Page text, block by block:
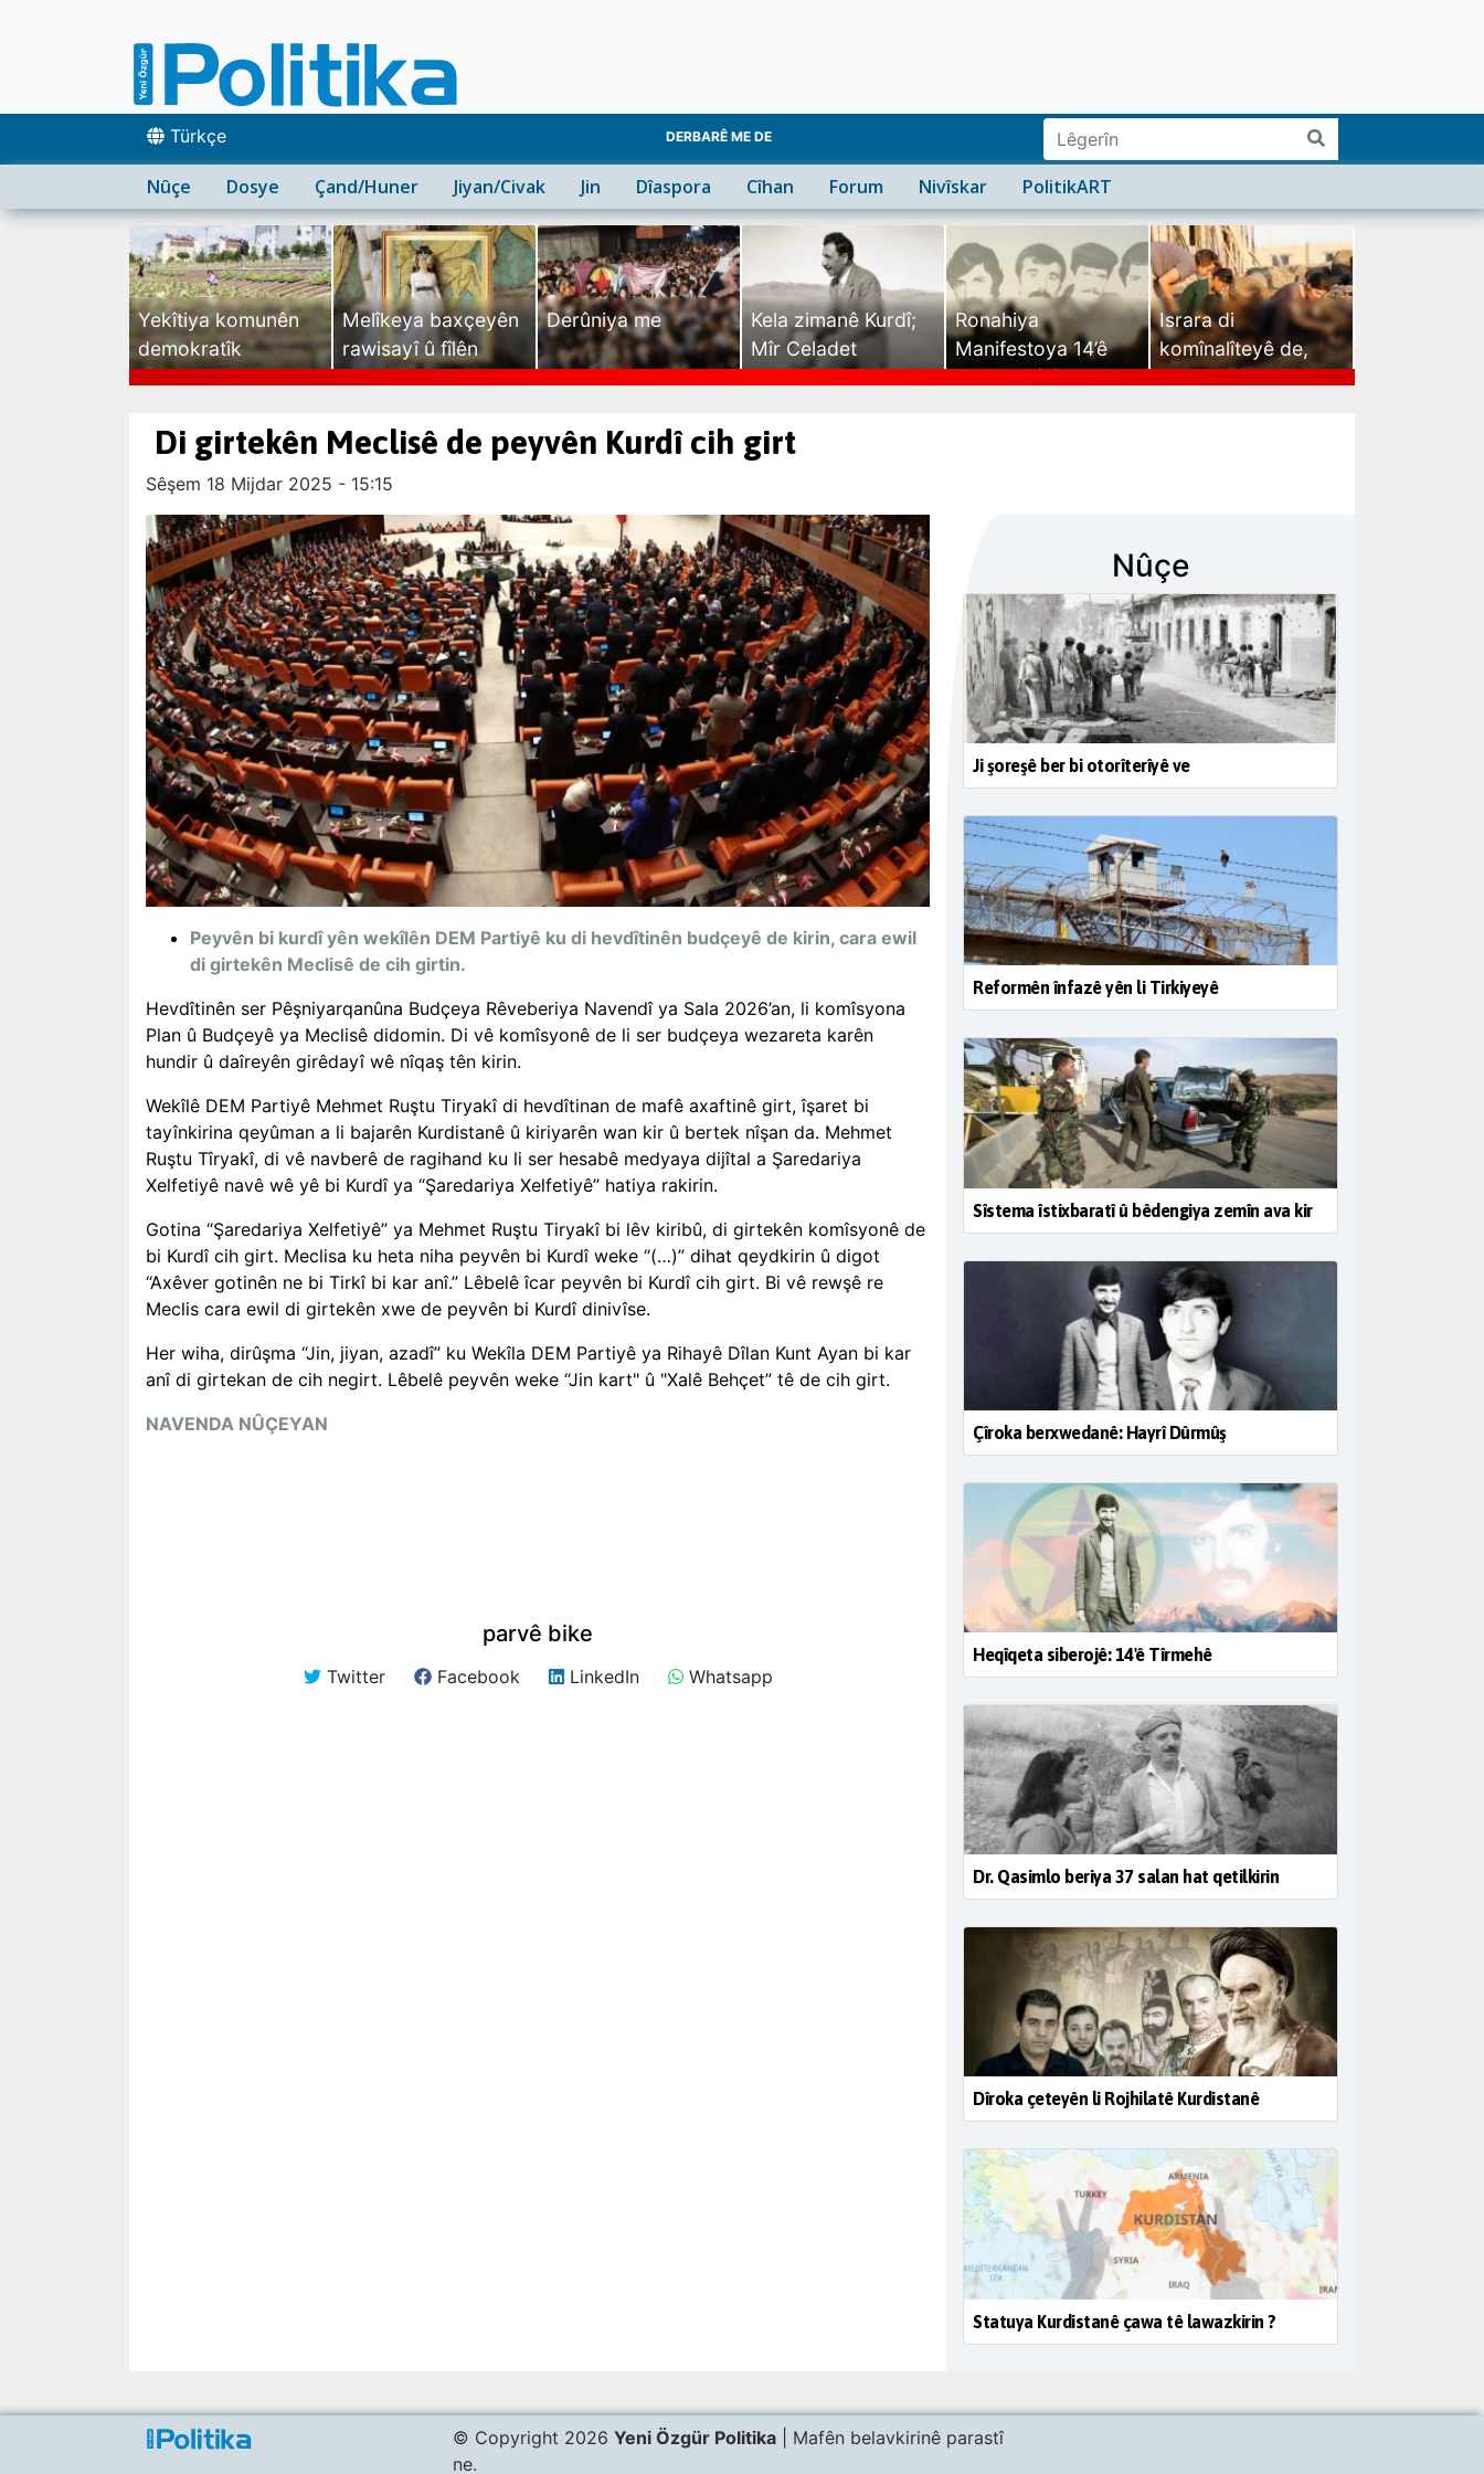
Türkçe DERBARÊ ME DE
Nûçe Dosye Çand/Huner Jiyan/Civak Jin Dîaspora Cîhan Forum Nivîskar PolitikART
Yekîtiya komunên
demokratîk
Melîkeya baxçeyên
rawisayî û fîlên
Derûniya me
Kela zimanê Kurdî;
Mîr Celadet
Ronahiya
Manifestoya 14’ê
Israra di
komînalîteyê de,
Di girtekên Meclisê de peyvên Kurdî cih girt
Sêşem 18 Mijdar 2025 - 15:15
Peyvên bi kurdî yên wekîlên DEM Partiyê ku di hevdîtinên budçeyê de kirin, cara ewil
di girtekên Meclisê de cih girtin.
Hevdîtinên ser Pêşniyarqanûna Budçeya Rêveberiya Navendî ya Sala 2026’an, li komîsyona
Plan û Budçeyê ya Meclisê didomin. Di vê komîsyonê de li ser budçeya wezareta karên
hundir û daîreyên girêdayî wê nîqaş tên kirin.
Wekîlê DEM Partiyê Mehmet Ruştu Tiryakî di hevdîtinan de mafê axaftinê girt, îşaret bi
tayînkirina qeyûman a li bajarên Kurdistanê û kiriyarên wan kir û bertek nîşan da. Mehmet
Ruştu Tîryakî, di vê navberê de ragihand ku li ser hesabê medyaya dijîtal a Şaredariya
Xelfetiyê navê wê yê bi Kurdî ya “Şaredariya Xelfetiyê” hatiya rakirin.
Gotina “Şaredariya Xelfetiyê” ya Mehmet Ruştu Tiryakî bi lêv kiribû, di girtekên komîsyonê de
bi Kurdî cih girt. Meclisa ku heta niha peyvên bi Kurdî weke “(…)” dihat qeydkirin û digot
“Axêver gotinên ne bi Tirkî bi kar anî.” Lêbelê îcar peyvên bi Kurdî cih girt. Bi vê rewşê re
Meclis cara ewil di girtekên xwe de peyvên bi Kurdî dinivîse.
Her wiha, dirûşma “Jin, jiyan, azadî” ku Wekîla DEM Partiyê ya Rihayê Dîlan Kunt Ayan bi kar
anî di girtekan de cih negirt. Lêbelê peyvên weke “Jin kart" û "Xalê Behçet” tê de cih girt.
NAVENDA NÛÇEYAN
parvê bike
Twitter Facebook LinkedIn Whatsapp
Nûçe
Ji şoreşê ber bi otorîterîyê ve
Reformên înfazê yên li Tirkiyeyê
Sîstema îstixbaratî û bêdengiya zemîn ava kir
Çîroka berxwedanê: Hayrî Dûrmûş
Heqîqeta siberojê: 14'ê Tîrmehê
Dr. Qasimlo beriya 37 salan hat qetilkirin
Dîroka çeteyên li Rojhilatê Kurdistanê
Statuya Kurdistanê çawa tê lawazkirin ?
© Copyright 2026 Yeni Özgür Politika| Mafên belavkirinê parastî
ne.